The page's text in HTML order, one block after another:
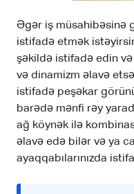
Əgər iş müsahibəsinə
istifadə etmək
şəkildə istifadə edin
və dinamizm əlavə
istifadə peşəkar
barədə mənfi rəy
ağ köynək ilə
əlavə edə bilər və ya
ayaqqabılarınızda